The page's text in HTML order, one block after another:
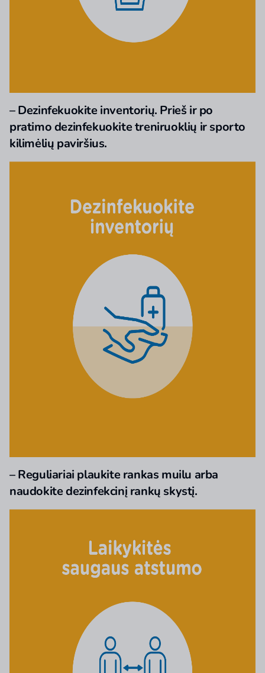
– Dezinfekuokite inventorių. Prieš ir po
pratimo dezinfekuokite treniruoklių ir sporto
kilimėlių paviršius.
– Reguliariai plaukite rankas muilu arba
naudokite dezinfekcinį rankų skystį.